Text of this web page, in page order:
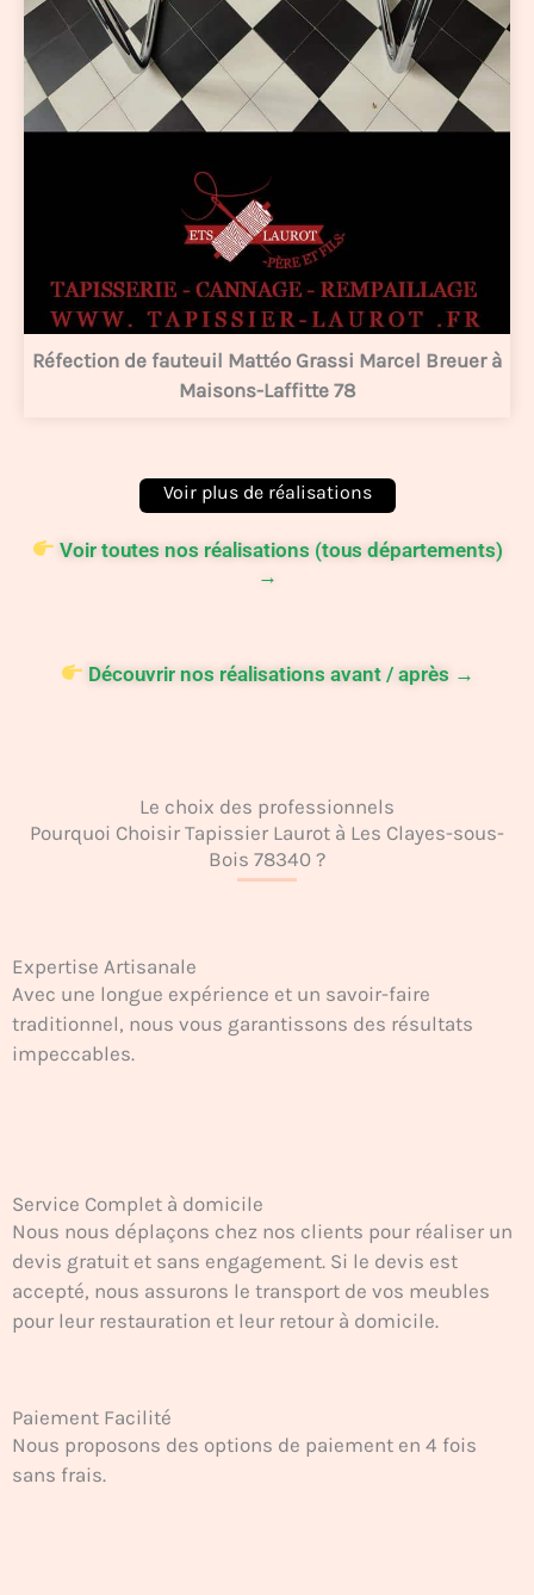
Réfection de fauteuil Mattéo Grassi Marcel Breuer à
Maisons-Laffitte 78
Voir toutes nos réalisations (tous départements)
→
Découvrir nos réalisations avant / après →
Le choix des professionnels
Pourquoi Choisir Tapissier Laurot à Les Clayes-sous-
Bois 78340 ?
Expertise Artisanale
Avec une longue expérience et un savoir-faire
traditionnel, nous vous garantissons des résultats
impeccables.
Service Complet à domicile
Nous nous déplaçons chez nos clients pour réaliser un
devis gratuit et sans engagement. Si le devis est
accepté, nous assurons le transport de vos meubles
pour leur restauration et leur retour à domicile.
Paiement Facilité
Nous proposons des options de paiement en 4 fois
sans frais.